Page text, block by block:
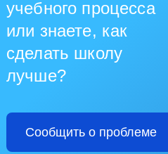
учебного процесса
или знаете, как
сделать школу
лучше?
Сообщить о проблеме